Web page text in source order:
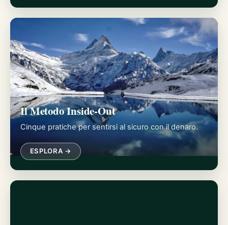
Il Metodo Inside-Out
Cinque pratiche per sentirsi al sicuro con il denaro.
ESPLORA →